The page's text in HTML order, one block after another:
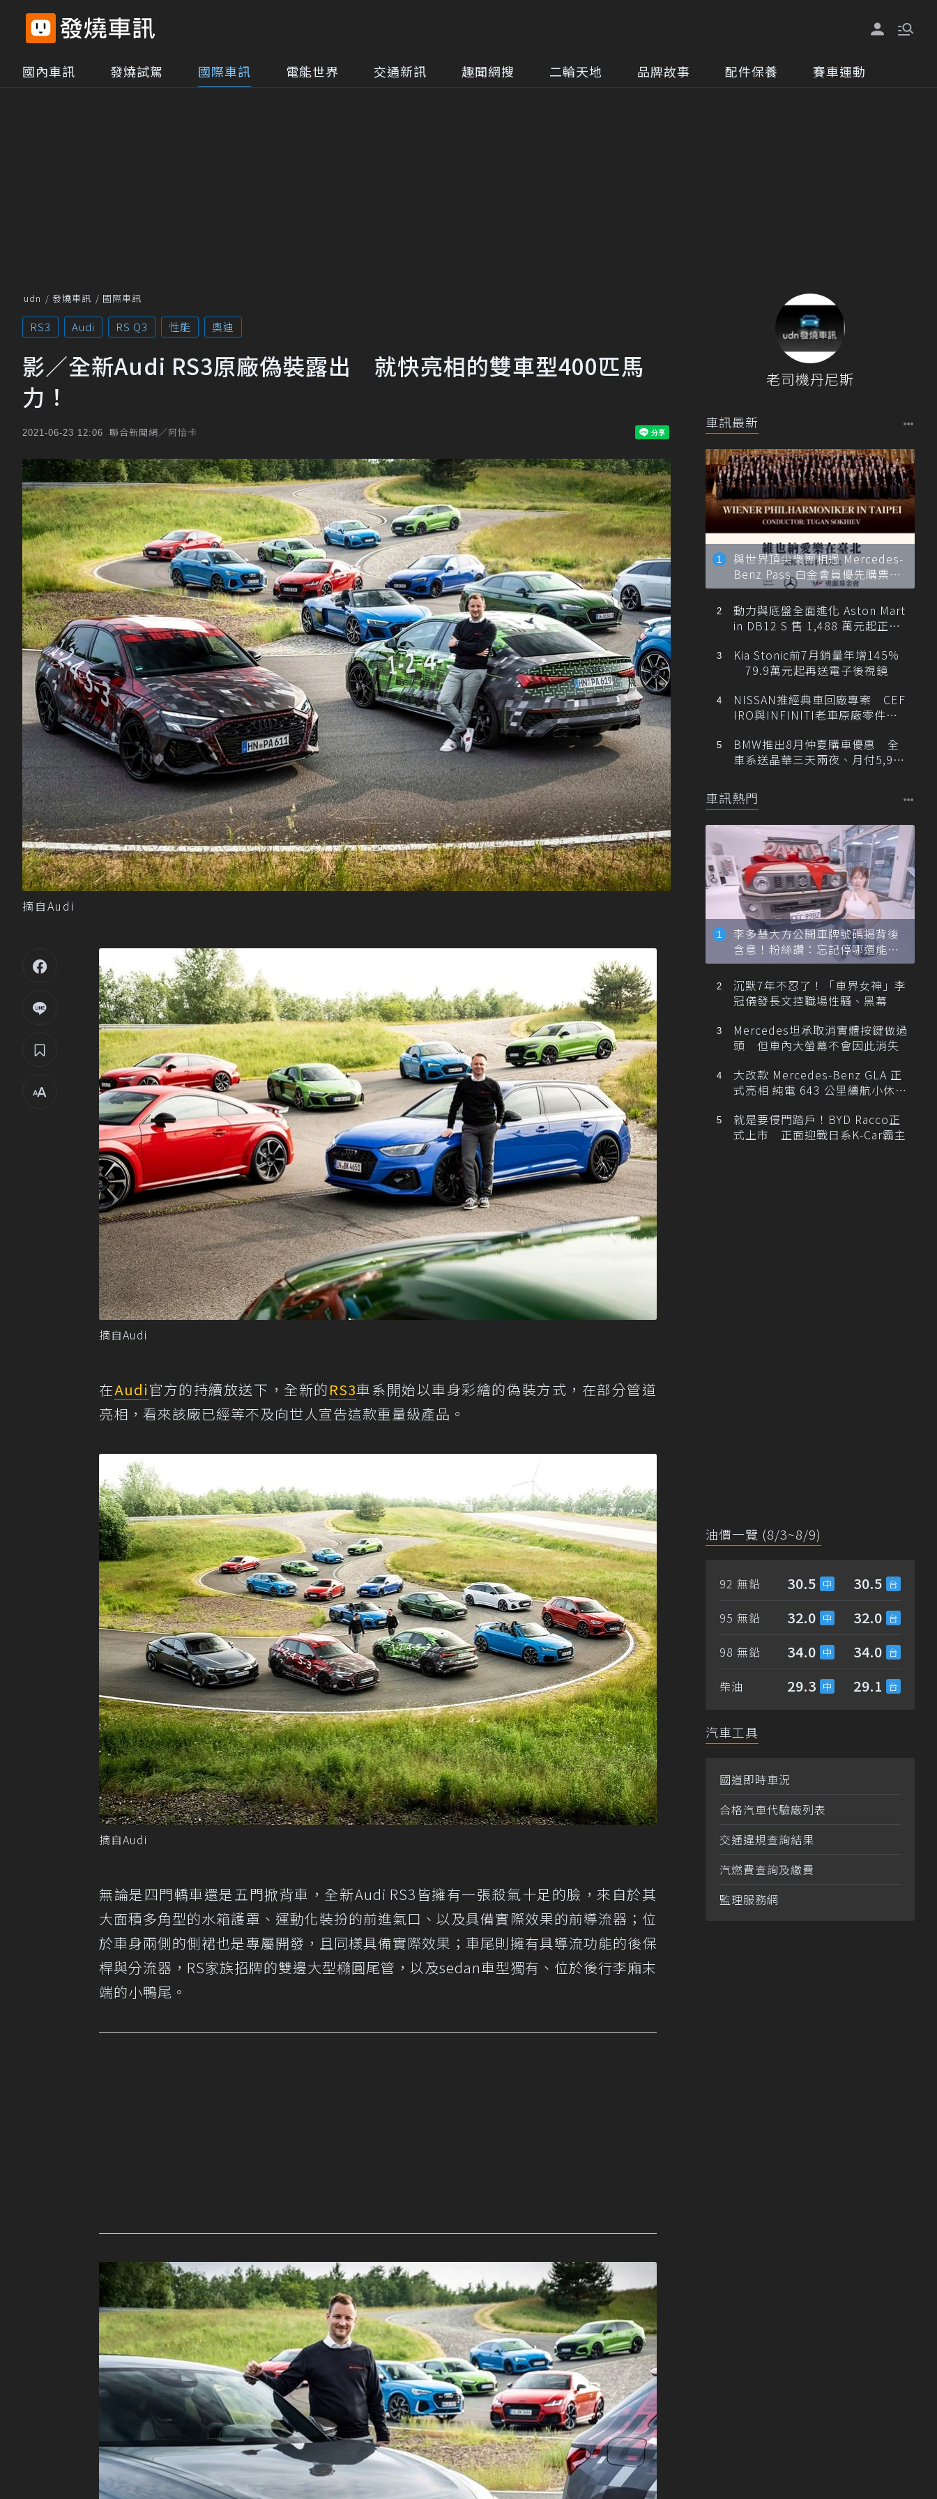
國內車訊 發燒試駕 國際車訊 電能世界 交通新訊 趣聞網搜 二輪天地 品牌故事 配件保養 賽車運動
udn 發燒車訊 國際車訊
RS3 Audi RS Q3 性能 奧迪
影／全新Audi RS3原廠偽裝露出 就快亮相的雙車型400匹馬
力！
2021-06-23 12:06 聯合新聞網／阿恰卡
摘自Audi
摘自Audi
在Audi官方的持續放送下，全新的RS3車系開始以車身彩繪的偽裝方式，在部分管道
亮相，看來該廠已經等不及向世人宣告這款重量級產品。
摘自Audi
無論是四門轎車還是五門掀背車，全新Audi RS3皆擁有一張殺氣十足的臉，來自於其
大面積多角型的水箱護罩、運動化裝扮的前進氣口、以及具備實際效果的前導流器；位
於車身兩側的側裙也是專屬開發，且同樣具備實際效果；車尾則擁有具導流功能的後保
桿與分流器，RS家族招牌的雙邊大型橢圓尾管，以及sedan車型獨有、位於後行李廂末
端的小鴨尾。
老司機丹尼斯
車訊最新
與世界頂尖樂團相遇 Mercedes-
Benz Pass 白金會員優先購票維
也納愛樂
動力與底盤全面進化 Aston Mart
in DB12 S 售 1,488 萬元起正式
Kia Stonic前7月銷量年增145%
79.9萬元起再送電子後視鏡
NISSAN推經典車回廠專案 CEF
IRO與INFINITI老車原廠零件最
BMW推出8月仲夏購車優惠 全
車系送晶華三天兩夜、月付5,900
車訊熱門
李多慧大方公開車牌號碼揭背後
含意！粉絲讚：忘記停哪還能幫
忙找車
沉默7年不忍了！「車界女神」李
冠儀發長文控職場性騷、黑幕
Mercedes坦承取消實體按鍵做過
頭 但車內大螢幕不會因此消失
大改款 Mercedes-Benz GLA 正
式亮相 純電 643 公里續航小休
就是要侵門踏戶！BYD Racco正
式上市 正面迎戰日系K-Car霸主
油價一覽 (8/3~8/9)
92 無鉛 30.5 30.5
95 無鉛 32.0 32.0
98 無鉛 34.0 34.0
柴油 29.3 29.1
汽車工具
國道即時車況
合格汽車代驗廠列表
交通違規查詢結果
汽燃費查詢及繳費
監理服務網